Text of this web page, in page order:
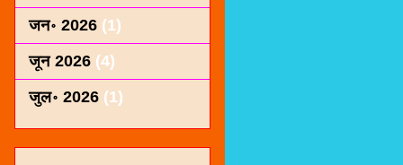
जन॰ 2026 (1)
जून 2026 (4)
जुल॰ 2026 (1)